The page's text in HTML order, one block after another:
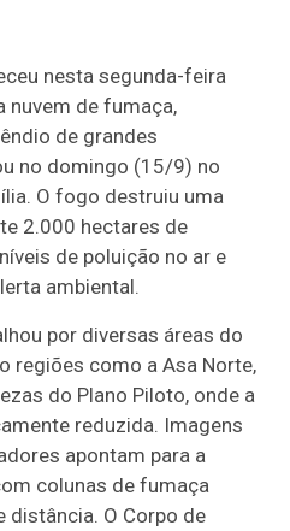
nesta segunda-feira
nuvem de fumaça,
de grandes
no domingo (15/9) no
O fogo destruiu uma
2.000 hectares de
de poluição no ar e
ambiental.
por diversas áreas do
regiões como a Asa Norte,
do Plano Piloto, onde a
reduzida. Imagens
apontam para a
colunas de fumaça
distância. O Corpo de